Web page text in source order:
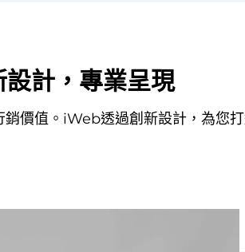
設計，專業呈現
價值。iWeb透過創新設計，為您